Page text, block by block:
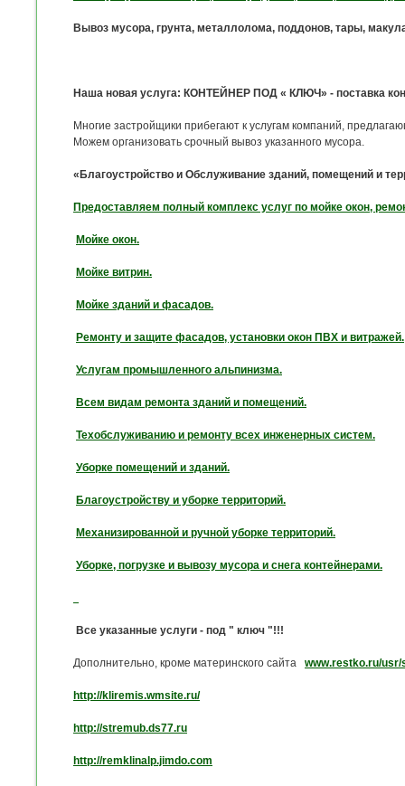
Вывоз мусора, грунта, металлолома, поддонов, тары,
Наша новая услуга: КОНТЕЙНЕР ПОД « КЛЮЧ» - поставка
Многие застройщики прибегают к услугам компаний,
Можем организовать срочный вывоз указанного мусора.
«Благоустройство и Обслуживание зданий, помещений и
Предоставляем полный комплекс услуг по мойке окон,
Мойке окон.
Мойке витрин.
Мойке зданий и фасадов.
Ремонту и защите фасадов, установки окон ПВХ и витражей.
Услугам промышленного альпинизма.
Всем видам ремонта зданий и помещений.
Техобслуживанию и ремонту всех инженерных систем.
Уборке помещений и зданий.
Благоустройству и уборке территорий.
Механизированной и ручной уборке территорий.
Уборке, погрузке и вывозу мусора и снега контейнерами.
Все указанные услуги - под " ключ "!!!
Дополнительно, кроме материнского сайта www.restko.ru/usr/
http://kliremis.wmsite.ru/
http://stremub.ds77.ru
http://remklinalp.jimdo.com